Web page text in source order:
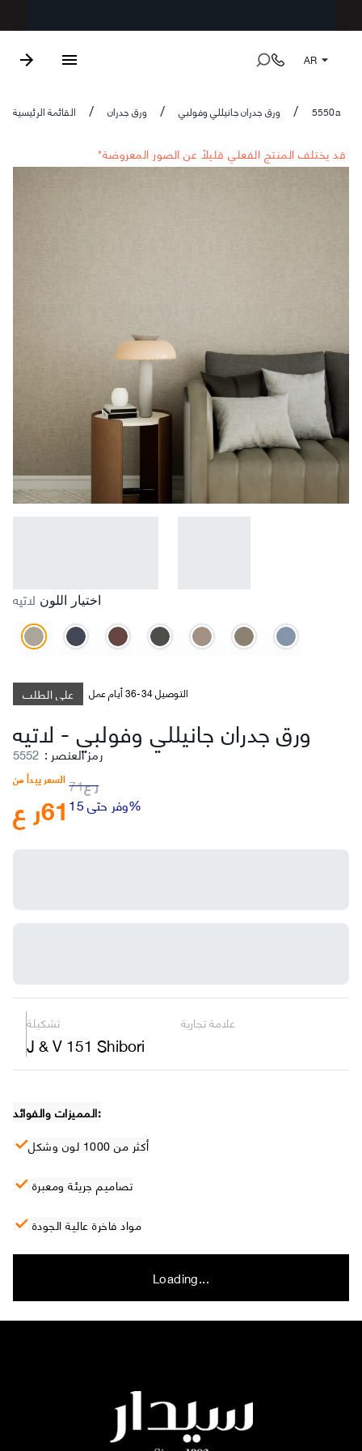
AR
القائمة الرئيسية / ورق جدران / ورق جدران جانيللي وفولبي / 5550a
*قد يختلف المنتج الفعلي قليلاً عن الصور المعروضة
اختيار اللون لاتيه
على الطلب التوصيل 34-36 أيام عمل
ورق جدران جانيللي وفولبي- لاتيه
رمز العنصر :
5552
السعر يبدأ من
ر ع61
ر ع71
وفر حتى 15%
تشكيلة
J & V 151 Shibori
علامة تجارية
المميزات والفوائد:
أكثر من 1000 لون وشكل
تصاميم جريئة ومعبرة
مواد فاخرة عالية الجودة
Loading...